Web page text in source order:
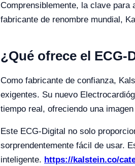
Comprensiblemente, la clave
fabricante de renombre mundial,
¿Qué ofrece el
Como fabricante de confianza,
exigentes. Su nuevo
tiempo real, ofreciendo una
Este ECG-Digital no solo
sorprendentemente fácil de usar.
inteligente. https://kalstein.co/